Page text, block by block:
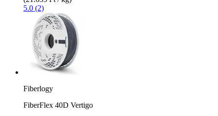
5.0 (2)
Fiberlogy
FiberFlex 40D Vertigo